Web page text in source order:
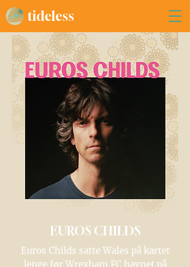
tideless
EUROS CHILDS
Euros Childs satte Wales på kartet
lenge før Wrexham FC havnet på